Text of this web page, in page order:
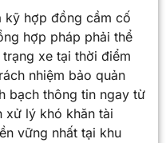
kỹ hợp đồng cầm cố
hợp pháp phải thể
xe tại thời điểm
nhiệm bảo quản
bạch thông tin ngay từ
xử lý khó khăn tài
vững nhất tại khu